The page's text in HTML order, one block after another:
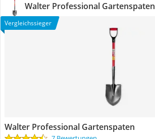
Walter Professional Gartenspaten
Vergleichssieger
Walter Professional Gartenspaten